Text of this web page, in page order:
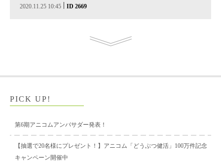
2020.11.25 10:45 | ID 2669
PICK UP!
第6期アニコムアンバサダー発表！
【抽選で20名様にプレゼント！】アニコム「どうぶつ健活」100万件記念
キャンペーン開催中